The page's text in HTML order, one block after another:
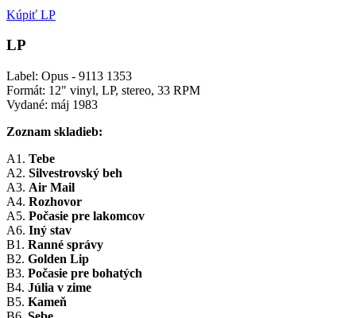
Kúpiť LP
LP
Label: Opus - 9113 1353
Formát: 12" vinyl, LP, stereo, 33 RPM
Vydané: máj 1983
Zoznam skladieb:
A1. Tebe
A2. Silvestrovský beh
A3. Air Mail
A4. Rozhovor
A5. Počasie pre lakomcov
A6. Iný stav
B1. Ranné správy
B2. Golden Lip
B3. Počasie pre bohatých
B4. Júlia v zime
B5. Kameň